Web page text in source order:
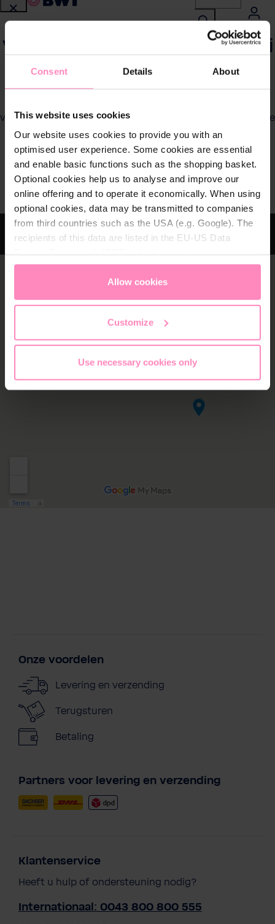
Consent Details About
This website uses cookies
Our website uses cookies to provide you with an
optimised user experience. Some cookies are essential
and enable basic functions such as the shopping basket.
Optional cookies help us to analyse and improve our
online offering and to operate it economically. When using
optional cookies, data may be transmitted to companies
from third countries such as the USA (e.g. Google). The
recipients of this data are listed in the EU-US Data
appropriate level of data protection. You canaccept all
only allow necessary cookies
access and change your chosen setting at any time in
Allow cookies
Customize
Use necessary cookies only
Referentieprojecten
Over BWT
Contactpersonen
Vind een installateur
Vind een BWT zwembadpartner bij
jou in de buurt
voor F1 zwembadrobots in jouw omgeving te vinden. Onze
gespecialiseerde partners helpen je bij het kiezen, kopen
en optimaal gebruiken van je zwembadrobot en staan
klaar om al je vragen te beantwoorden.
Onze voordelen
Levering en verzending
Terugsturen
Betaling
Partners voor levering en verzending
Klantenservice
Heeft u hulp of ondersteuning nodig?
Internationaal: 0043 800 800 555